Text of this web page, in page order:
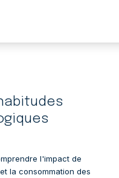
l'impact de
la consommation des